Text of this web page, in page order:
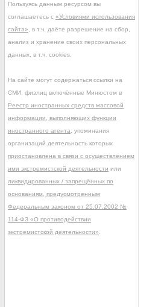
Пользуясь данным ресурсом вы
соглашаетесь с «Условиями использования
сайта» , в т.ч. даёте разрешение на сбор,
анализ и хранение своих персональных
данных, в т.ч. cookies.
На сайте могут содержаться ссылки на
СМИ, физлиц включённые Минюстом в
Реестр иностранных средств массовой
информации, выполняющих функции
иностранного агента , упоминания
организаций деятельность которых
приостановлена в связи с осуществлением
ими экстремистской деятельности или
ликвидированных / запрещённых по
основаниям, предусмотренным
Федеральным законом от 25.07.2002 №
114-ФЗ «О противодействии
экстремистской деятельности»